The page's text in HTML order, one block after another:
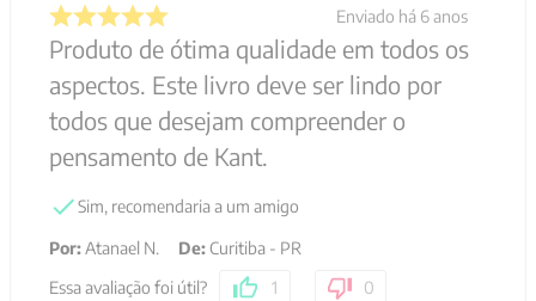
Enviado há 6 anos
Produto de ótima qualidade em todos os
aspectos. Este livro deve ser lindo por
todos que desejam compreender o
pensamento de Kant.
Sim, recomendaria a um amigo
Por:Atanael N. De:Curitiba - PR
Essa avaliação foi útil?
1 0